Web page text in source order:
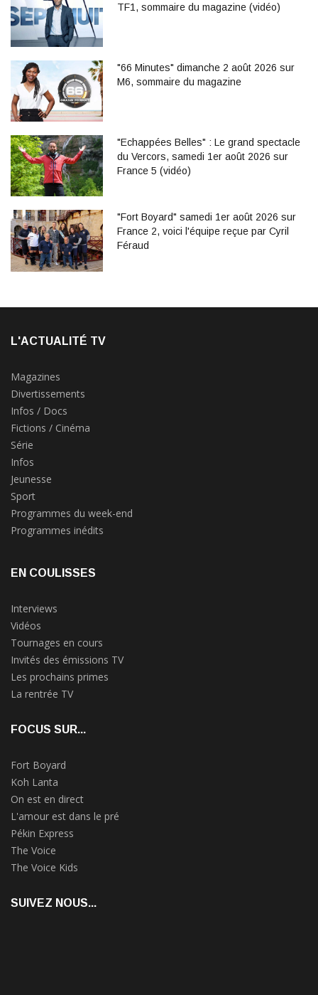
TF1, sommaire du magazine (vidéo)
"66 Minutes" dimanche 2 août 2026 sur
M6, sommaire du magazine
"Echappées Belles" : Le grand spectacle
du Vercors, samedi 1er août 2026 sur
France 5 (vidéo)
"Fort Boyard" samedi 1er août 2026 sur
France 2, voici l'équipe reçue par Cyril
Féraud
L'ACTUALITÉ TV
Magazines
Divertissements
Infos / Docs
Fictions / Cinéma
Série
Infos
Jeunesse
Sport
Programmes du week-end
Programmes inédits
EN COULISSES
Interviews
Vidéos
Tournages en cours
Invités des émissions TV
Les prochains primes
La rentrée TV
FOCUS SUR...
Fort Boyard
Koh Lanta
On est en direct
L'amour est dans le pré
Pékin Express
The Voice
The Voice Kids
SUIVEZ NOUS...